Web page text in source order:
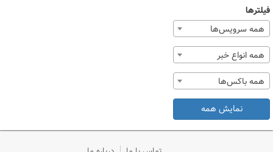
فیلترها
همه سرویس‌ها
همه انواع خبر
همه باکس‌ها
نمایش همه